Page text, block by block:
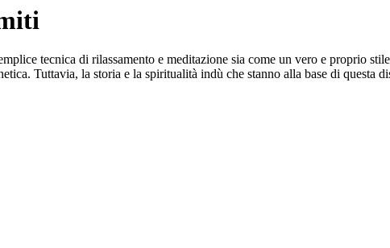
tecnica di rilassamento e meditazione sia come un vero e proprio
Tuttavia, la storia e la spiritualità indù che stanno alla base di questa